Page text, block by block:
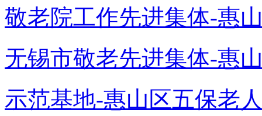
敬老院工作先进集体-惠
无锡市敬老先进集体-惠
示范基地-惠山区五保老